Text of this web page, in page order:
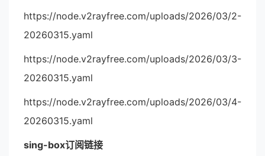
https://node.v2rayfree.com/uploads/2026/03/2-
20260315.yaml
https://node.v2rayfree.com/uploads/2026/03/3-
20260315.yaml
https://node.v2rayfree.com/uploads/2026/03/4-
20260315.yaml
sing-box订阅链接